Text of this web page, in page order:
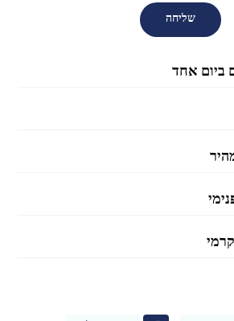
ביום אחד